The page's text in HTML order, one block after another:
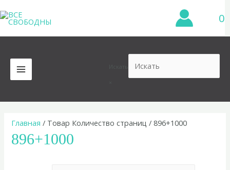
к
содержимому
0
MAIN
MENU
Главная / Товар Количество страниц / 896+1000
896+1000